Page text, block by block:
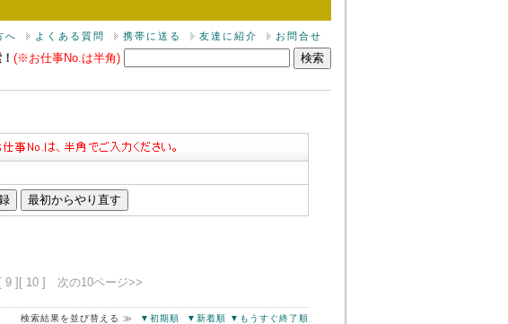
へ よくある質問 携帯に送る 友達に紹介 お問合せ
(※お仕事No.は半角)
[ 9 ] [ 10 ] 次の10ページ>>
検索結果を並び替える ≫ ▼初期順 ▼新着順 ▼もうすぐ終了順